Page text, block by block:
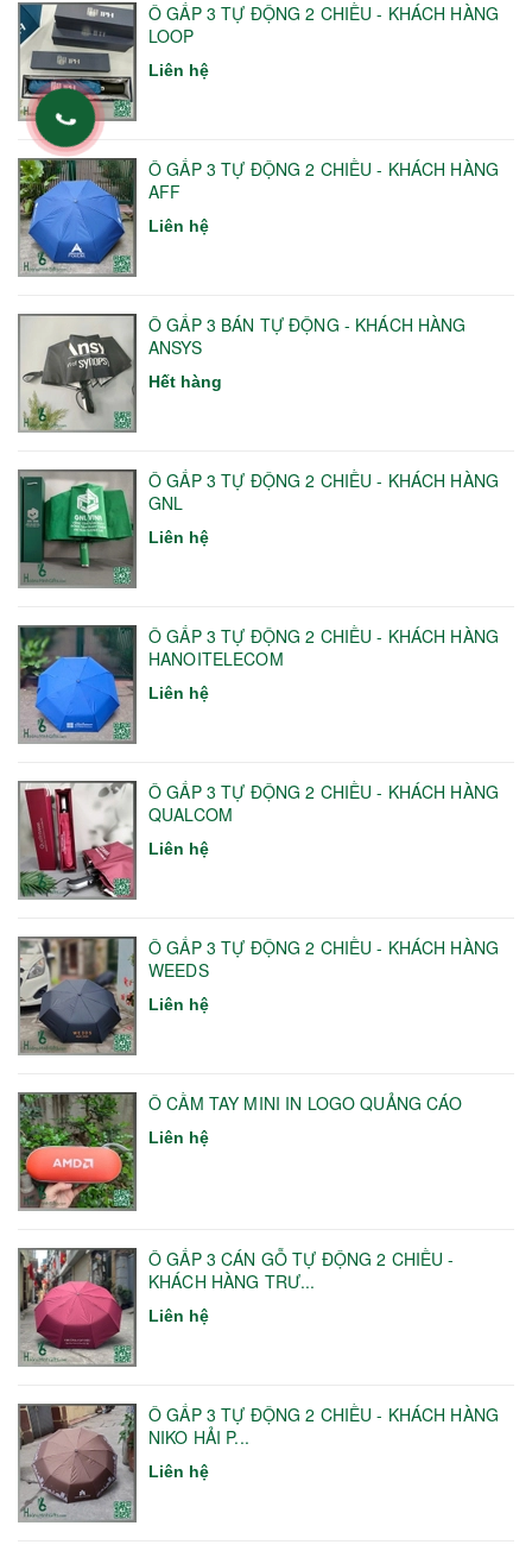
Ô GẤP 3 TỰ ĐỘNG 2 CHIỀU - KHÁCH HÀNG
LOOP
Liên hệ
Ô GẤP 3 TỰ ĐỘNG 2 CHIỀU - KHÁCH HÀNG
AFF
Liên hệ
Ô GẤP 3 BÁN TỰ ĐỘNG - KHÁCH HÀNG
ANSYS
Hết hàng
Ô GẤP 3 TỰ ĐỘNG 2 CHIỀU - KHÁCH HÀNG
GNL
Liên hệ
Ô GẤP 3 TỰ ĐỘNG 2 CHIỀU - KHÁCH HÀNG
HANOITELECOM
Liên hệ
Ô GẤP 3 TỰ ĐỘNG 2 CHIỀU - KHÁCH HÀNG
QUALCOM
Liên hệ
Ô GẤP 3 TỰ ĐỘNG 2 CHIỀU - KHÁCH HÀNG
WEEDS
Liên hệ
Ô CẦM TAY MINI IN LOGO QUẢNG CÁO
Liên hệ
Ô GẤP 3 CÁN GỖ TỰ ĐỘNG 2 CHIỀU -
KHÁCH HÀNG TRƯ...
Liên hệ
Ô GẤP 3 TỰ ĐỘNG 2 CHIỀU - KHÁCH HÀNG
NIKO HẢI P...
Liên hệ